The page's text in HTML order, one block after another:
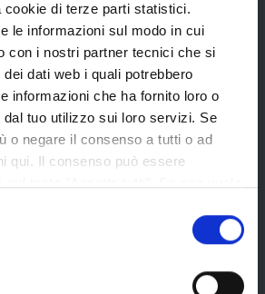
di terze parti statistici.
le informazioni sul modo in cui
con i nostri partner tecnici che si
dati web i quali potrebbero
informazioni che ha fornito loro o
tuo utilizzo sui loro servizi. Se
o negare il consenso a tutti o ad
qui. Il consenso può essere